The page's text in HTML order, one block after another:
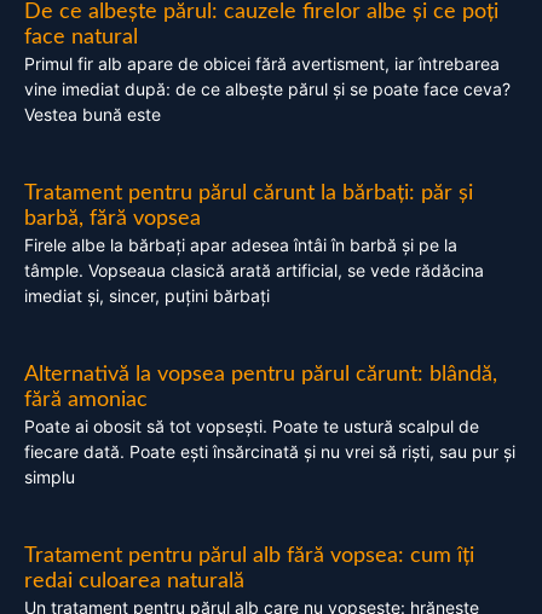
De ce albește părul: cauzele firelor albe și ce poți
face natural
Primul fir alb apare de obicei fără avertisment, iar întrebarea
vine imediat după: de ce albește părul și se poate face ceva?
Vestea bună este
Tratament pentru părul cărunt la bărbați: păr și
barbă, fără vopsea
Firele albe la bărbați apar adesea întâi în barbă și pe la
tâmple. Vopseaua clasică arată artificial, se vede rădăcina
imediat și, sincer, puțini bărbați
Alternativă la vopsea pentru părul cărunt: blândă,
fără amoniac
Poate ai obosit să tot vopsești. Poate te ustură scalpul de
fiecare dată. Poate ești însărcinată și nu vrei să riști, sau pur și
simplu
Tratament pentru părul alb fără vopsea: cum îți
redai culoarea naturală
Un tratament pentru părul alb care nu vopsește: hrănește